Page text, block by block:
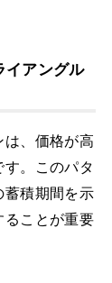
イアングル
は、価格が高
。このパタ
蓄積期間を示
ることが重要